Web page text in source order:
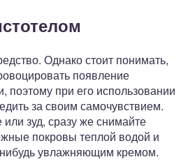
Однако стоит понимать,
появление
поэтому при его использовании
за своим самочувствием.
зуд, сразу же снимайте
покровы теплой водой и
увлажняющим кремом.